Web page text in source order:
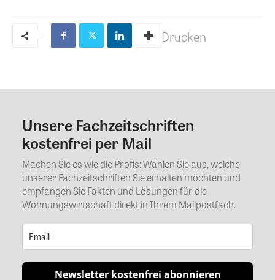
Drucken
Kommentar
Unsere Fachzeitschriften
kostenfrei per Mail
Machen Sie es wie die Profis: Wählen Sie aus, welche
unserer Fachzeitschriften Sie erhalten möchten und
empfangen Sie Fakten und Lösungen für die
Wohnungswirtschaft direkt in Ihrem Mailpostfach.
Newsletter kostenfrei abonnieren